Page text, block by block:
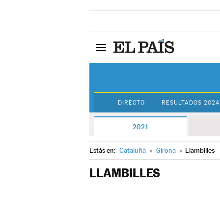
DIRECTO RESULTADOS 2024
2021
Estás en: Cataluña » Girona » Llambilles
LLAMBILLES